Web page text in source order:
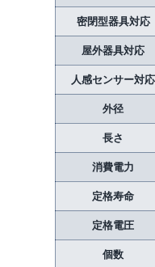
密閉型器具対応
屋外器具対応
人感センサー対応
外径
長さ
消費電力
定格寿命
定格電圧
個数